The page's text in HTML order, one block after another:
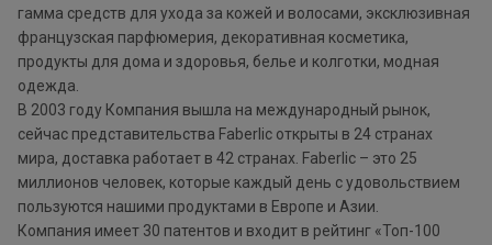
гамма средств для ухода за кожей и волосами, эксклюзивная
французская парфюмерия, декоративная косметика,
продукты для дома и здоровья, белье и колготки, модная
одежда.
В 2003 году Компания вышла на международный рынок,
сейчас представительства Faberlic открыты в 24 странах
мира, доставка работает в 42 странах. Faberlic – это 25
миллионов человек, которые каждый день с удовольствием
пользуются нашими продуктами в Европе и Азии.
Компания имеет 30 патентов и входит в рейтинг «Топ-100